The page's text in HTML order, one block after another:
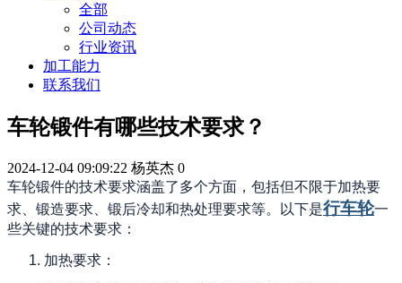
全部
公司动态
行业资讯
加工能力
联系我们
车轮锻件有哪些技术要求？
2024-12-04 09:09:22 杨英杰 0
车轮锻件的技术要求涵盖了多个方面，包括但不限于加热要
求、锻造要求、锻后冷却和热处理要求等。以下是行车轮一
些关键的技术要求：
1. 加热要求：